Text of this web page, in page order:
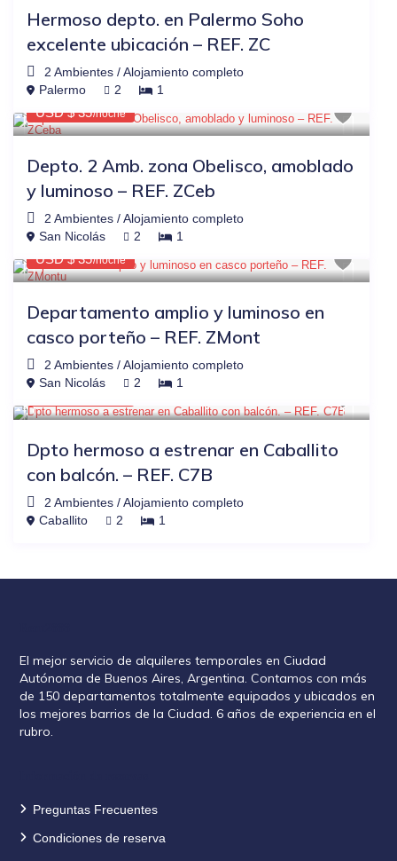
Hermoso depto. en Palermo Soho
excelente ubicación – REF. ZC
2 Ambientes /Alojamiento completo
Palermo
2 1
OTRAS PLATAFORMAS$44 -20%
USD $ 35/noche
Depto. 2 Amb. zona Obelisco, amoblado
y luminoso – REF. ZCeb
2 Ambientes /Alojamiento completo
San Nicolás
2 1
OTRAS PLATAFORMAS $44 -20%
USD $ 35/noche
Departamento amplio y luminoso en
casco porteño – REF. ZMont
2 Ambientes /Alojamiento completo
San Nicolás
2 1
OTRAS PLATAFORMAS $56 -20%
Dpto hermoso a estrenar en Caballito
con balcón. – REF. C7B
2 Ambientes /Alojamiento completo
Caballito
2 1
El mejor servicio de alquileres temporales en Ciudad
Autónoma de Buenos Aires, Argentina. Contamos con más
de 150 departamentos totalmente equipados y ubicados en
los mejores barrios de la Ciudad. 6 años de experiencia en el
rubro.
Preguntas Frecuentes
Condiciones de reserva